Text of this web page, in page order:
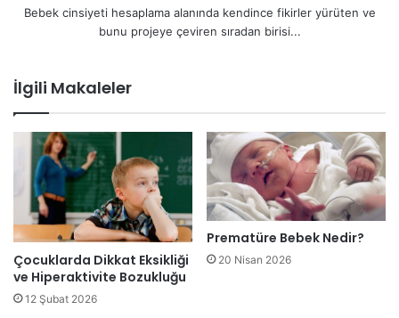
Bebek cinsiyeti hesaplama alanında kendince fikirler yürüten ve
bunu projeye çeviren sıradan birisi...
İlgili Makaleler
Çocuklarda Dikkat Eksikliği
ve Hiperaktivite Bozukluğu
12 Şubat 2026
Prematüre Bebek Nedir?
20 Nisan 2026